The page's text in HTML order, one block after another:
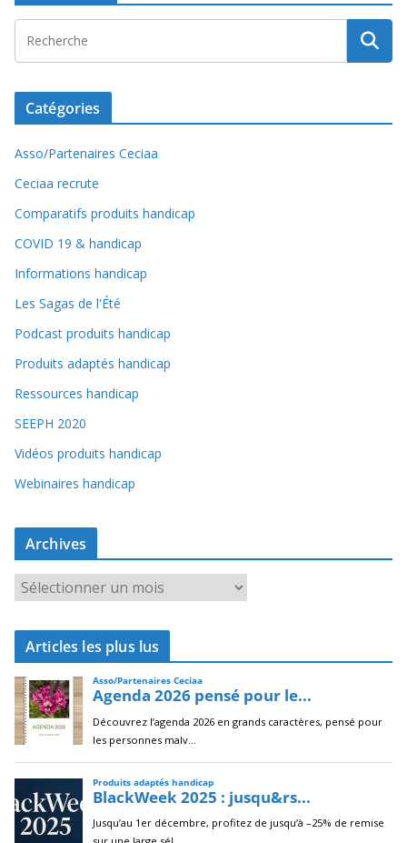
Catégories
Asso/Partenaires Ceciaa
Ceciaa recrute
Comparatifs produits handicap
COVID 19 & handicap
Informations handicap
Les Sagas de l'Été
Podcast produits handicap
Produits adaptés handicap
Ressources handicap
SEEPH 2020
Vidéos produits handicap
Webinaires handicap
Archives
r
c
i
v
e
s
Articles les plus lus